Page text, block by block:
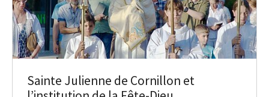
Sainte Julienne de Cornillon et